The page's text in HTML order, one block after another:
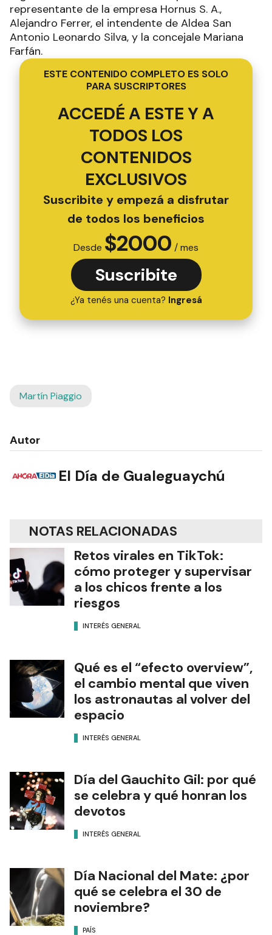
representante de la empresa Hornus S. A.,
Alejandro Ferrer, el intendente de Aldea San
Antonio Leonardo Silva, y la concejale Mariana
Farfán.
ESTE CONTENIDO COMPLETO ES SOLO
PARA SUSCRIPTORES
ACCEDÉ A ESTE Y A
TODOS LOS
CONTENIDOS
EXCLUSIVOS
Suscribite y empezá a disfrutar
de todos los beneficios
Desde $2000 / mes
Suscribite
¿Ya tenés una cuenta? Ingresá
Martín Piaggio
Autor
El Día de Gualeguaychú
NOTAS RELACIONADAS
Retos virales en TikTok:
cómo proteger y supervisar
a los chicos frente a los
riesgos
INTERÉS GENERAL
Qué es el “efecto overview”,
el cambio mental que viven
los astronautas al volver del
espacio
INTERÉS GENERAL
Día del Gauchito Gil: por qué
se celebra y qué honran los
devotos
INTERÉS GENERAL
Día Nacional del Mate: ¿por
qué se celebra el 30 de
noviembre?
PAÍS